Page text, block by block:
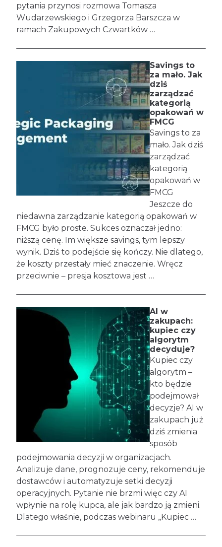
pytania przynosi rozmowa Tomasza
Wudarzewskiego i Grzegorza Barszcza w
ramach Zakupowych Czwartków …
Savings to
za mało. Jak
dziś
zarządzać
kategorią
opakowań w
FMCG
Savings to za
mało. Jak dziś
zarządzać
kategorią
opakowań w
FMCG
Jeszcze do
niedawna zarządzanie kategorią opakowań w
FMCG było proste. Sukces oznaczał jedno:
niższą cenę. Im większe savings, tym lepszy
wynik. Dziś to podejście się kończy. Nie dlatego,
że koszty przestały mieć znaczenie. Wręcz
przeciwnie – presja kosztowa jest …
AI w
zakupach:
kupiec czy
algorytm
decyduje?
Kupiec czy
algorytm –
kto będzie
podejmował
decyzje? AI w
zakupach już
dziś zmienia
sposób
podejmowania decyzji w organizacjach.
Analizuje dane, prognozuje ceny, rekomenduje
dostawców i automatyzuje setki decyzji
operacyjnych. Pytanie nie brzmi więc czy AI
wpłynie na rolę kupca, ale jak bardzo ją zmieni.
Dlatego właśnie, podczas webinaru „Kupiec …